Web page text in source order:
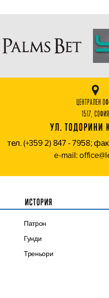
ЦЕНТРАЛЕН
1517, СОФИЯ
УЛ. ТОДОРИНИ
тел. (+359 2) 847 - 7958;
e-mail:
ИСТОРИЯ
Патрон
Гунди
Треньори